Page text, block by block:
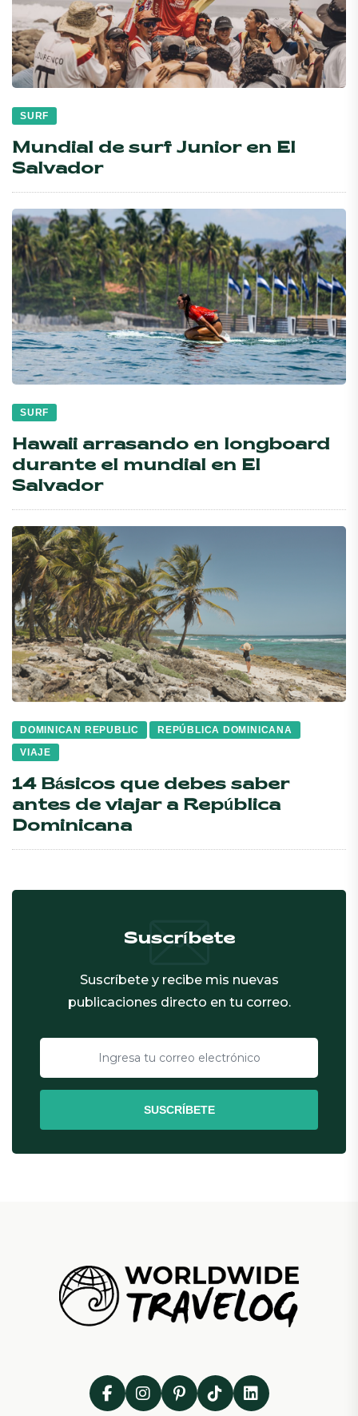
SURF
Mundial de surf Junior en El
Salvador
SURF
Hawaii arrasando en longboard
durante el mundial en El
Salvador
DOMINICAN REPUBLIC
REPÚBLICA DOMINICANA
VIAJE
14 Básicos que debes saber
antes de viajar a República
Dominicana
Suscríbete
Suscríbete y recibe mis nuevas
publicaciones directo en tu correo.
SUSCRÍBETE